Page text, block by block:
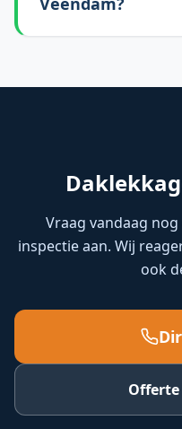
Vraag vandaag
inspectie aan. Wij
ook